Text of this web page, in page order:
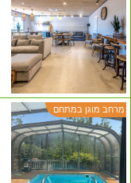
מרחב מוגן במתחם